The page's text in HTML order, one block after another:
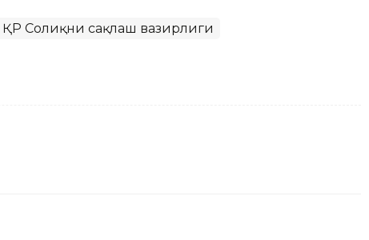
ҚР Соғлиқни сақлаш вазирлиги